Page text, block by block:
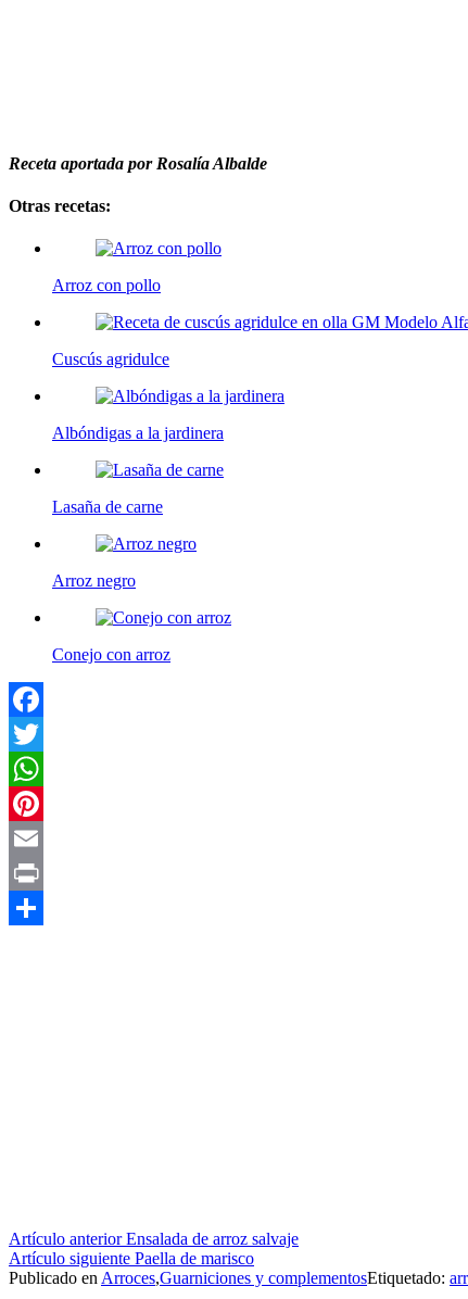
Receta aportada por Rosalía Albalde
Otras recetas:
Arroz con pollo
Cuscús agridulce
Albóndigas a la jardinera
Lasaña de carne
Arroz negro
Conejo con arroz
Facebook
Twitter
WhatsApp
Pinterest
Email
Print
Seguir
leyendo
Artículo anteriorEnsalada de arroz salvaje
Artículo siguiente Paella de marisco
Publicado en Arroces,Guarniciones y complementosEtiquetado: